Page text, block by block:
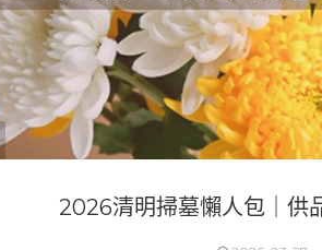
2026清明掃墓懶人包｜供